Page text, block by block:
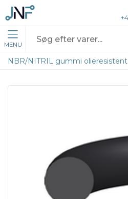
MENU
NBR/NITRIL gummi olieresistent